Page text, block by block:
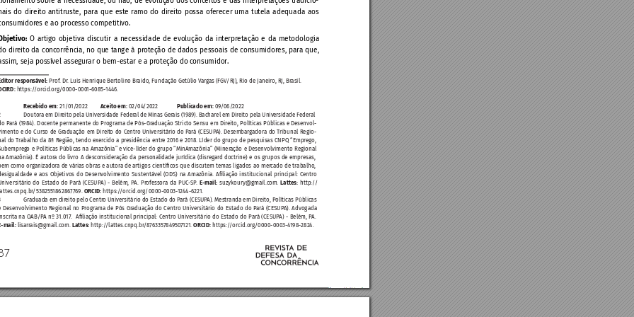
do direito antitruste, para que este ramo do direito possa oferecer uma tutela adequada aos
es e ao processo competitivo.
O artigo objetiva discutir a necessidade de evolução da interpretação e da metodologia
direito da concorrência, no que tange à proteção de dados pessoais de consumidores, para que,
seja possível assegurar o bem-estar e a proteção do consumidor.
or responsável: Prof. Dr. Luis Henrique Bertolino Braido, Fundação Getúlio Vargas (FGV/RJ), Rio de Janeiro, RJ, Brasil.
https://orcid.org/0000-0001-6085-1446.
Recebido em: 21/01/2022 Aceito em: 02/04/2022 Publicado em: 09/06/2022
Doutora em Direito pela Universidade Federal de Minas Gerais (1989). Bacharel em Direito pela Universidade Federal
Pará (1984). Docente permanente do Programa de Pós-Graduação Stricto Sensu em Direito, Políticas Públicas e Desenvol-
e do Curso de Graduação em Direito do Centro Universitário do Pará (CESUPA). Desembargadora do Tribunal Regio-
do Trabalho da 8ª Região, tendo exercido a presidência entre 2016 e 2018. Líder do grupo de pesquisas CNPQ “Emprego,
o e Políticas Públicas na Amazônia” e vice-líder do grupo “MinAmazônia” (Mineração e Desenvolvimento Regional
Amazônia). É autora do livro A desconsideração da personalidade jurídica (disregard doctrine) e os grupos de empresas,
como organizadora de várias obras e autora de artigos cientícos que discutem temas ligados ao mercado de trabalho,
e aos Objetivos do Desenvolvimento Sustentável (ODS) na Amazônia. Aliação institucional principal: Centro
do Estado do Pará (CESUPA) - Belém, PA. Professora da PUC-SP. E-mail: suzykoury@gmail.com. Lattes: http://
/5382551862867769. ORCID: https://orcid.org/0000-0003-1244-6221.
Graduada em direito pelo Centro Universitário do Estado do Pará (CESUPA). Mestranda em Direito, Políticas Públicas
Desenvolvimento Regional no Programa de Pós Graduação do Centro Universitário do Estado do Pará (CESUPA). Advogada
na OAB/PA nº 31.017. Aliação institucional principal: Centro Universitário do Estado do Pará (CESUPA) - Belém, PA.
mail: lisarrais@gmail.com. Lattes: http://lattes.cnpq.br/8763357849507121. ORCID: https://orcid.org/0000-0003-4198-2824.